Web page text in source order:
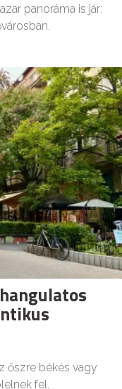
panoráma is jár:
őszre békés vagy
fel.